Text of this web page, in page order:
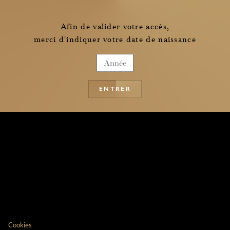
Cookies
Afin de valider votre accès,
merci d'indiquer votre date de naissance
ENTRER